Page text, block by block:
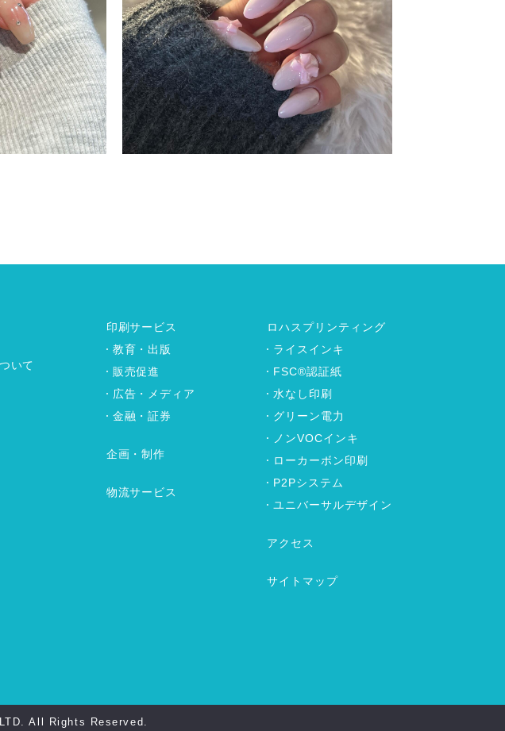
いて
印刷サービス
教育・出版
販売促進
広告・メディア
金融・証券
企画・制作
物流サービス
ロハスプリンティング
ライスインキ
FSC®認証紙
水なし印刷
グリーン電力
ノンVOCインキ
ローカーボン印刷
P2Pシステム
ユニバーサルデザイン
アクセス
サイトマップ
All Rights Reserved.